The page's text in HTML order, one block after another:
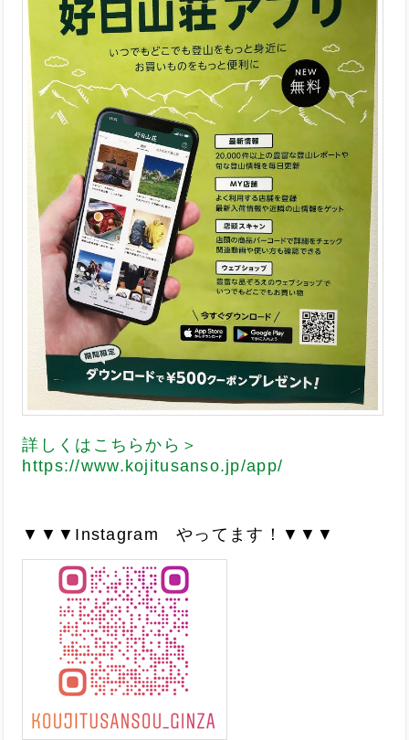
詳しくはこちらから＞
https://www.kojitusanso.jp/app/
▼▼▼Instagram やってます！▼▼▼